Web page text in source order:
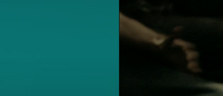
À l’intérieur d’une église
Les principes de base
Scientologie
La Dianétique : Une